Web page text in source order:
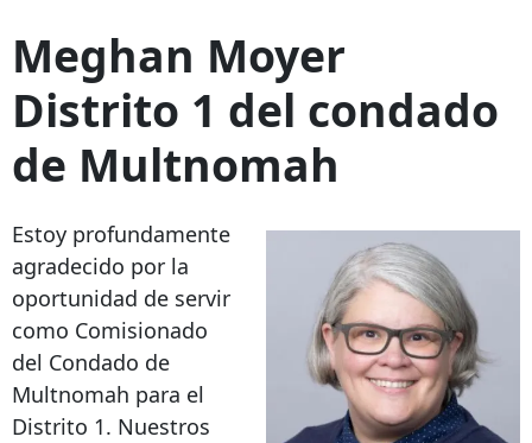
Meghan Moyer
Distrito 1 del condado
de Multnomah
Estoy profundamente
agradecido por la
oportunidad de servir
como Comisionado
del Condado de
Multnomah para el
Distrito 1. Nuestros